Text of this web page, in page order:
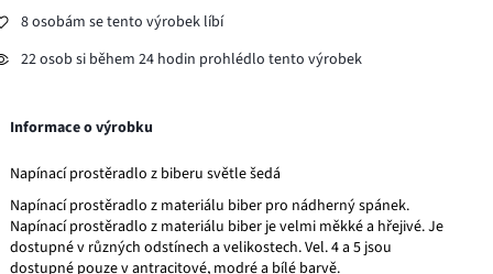
8 osobám se tento výrobek líbí
22 osob si během 24 hodin prohlédlo tento výrobek
Informace o výrobku
Napínací prostěradlo z biberu světle šedá
Napínací prostěradlo z materiálu biber pro nádherný spánek.
Napínací prostěradlo z materiálu biber je velmi měkké a hřejivé. Je
dostupné v různých odstínech a velikostech. Vel. 4 a 5 jsou
dostupné pouze v antracitové, modré a bílé barvě.